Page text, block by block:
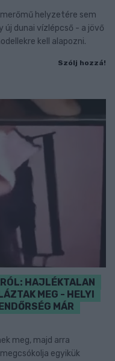
helyzetére sem
dunai vízlépcső - a jövő
kell alapozni.
Szólj hozzá!
HAJLÉKTALAN
MEG - HELYI
MÁR
meg, majd arra
egyikük